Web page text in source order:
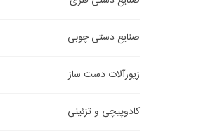
صنایع دستی چوبی
زیورآلات دست ساز
کادوپیچی و تزئینی